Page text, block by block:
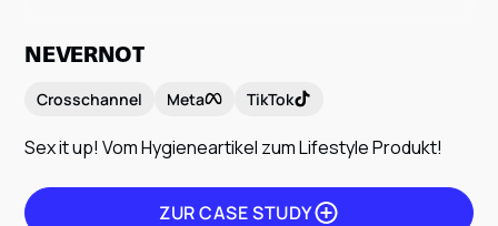
NEVERNOT
Crosschannel Meta TikTok
Sex it up! Vom Hygieneartikel zum Lifestyle Produkt!
ZUR CASE STUDY